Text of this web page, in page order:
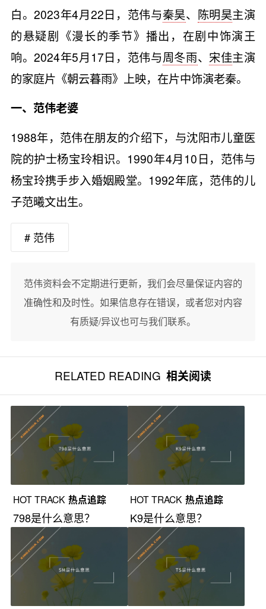
白。2023年4月22日，范伟与秦昊、 陈明昊主演
的悬疑剧《漫长的季节》播出，在剧中饰演王
响。2024年5月17日，范伟与周冬雨、 宋佳主演
的家庭片《朝云暮雨》上映，在片中饰演老秦。
一、范伟老婆
1988年，范伟在朋友的介绍下，与沈阳市儿童医
院的护士杨宝玲相识。1990年4月10日，范伟与
杨宝玲携手步入婚姻殿堂。1992年底，范伟的儿
子范曦文出生。
# 范伟
范伟资料会不定期进行更新，我们会尽量保证内容的
准确性和及时性。如果信息存在错误，或者您对内容
有质疑/异议也可与我们联系。
RELATED READING 相关阅读
HOT TRACK 热点追踪
798是什么意思？
HOT TRACK 热点追踪
K9是什么意思？